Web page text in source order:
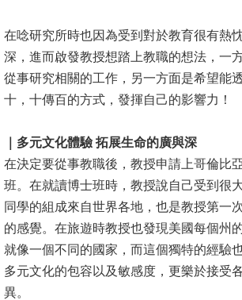
國
際
化
教
深
耕
辦
法
及
文
在唸研究所時也因為受到對於教育很有熱
深，進而啟發教授想踏上教職的想法，一
從事研究相關的工作，另一方面是希望能
十，十傳百的方式，發揮自己的影響力！
｜多元文化體驗 拓展生命的廣與深
在決定要從事教職後，教授申請上哥倫比
班。在就讀博士班時，教授說自己受到很
同學的組成來自世界各地，也是教授第一
的感覺。在旅遊時教授也發現美國每個州
就像一個不同的國家，而這個獨特的經驗
多元文化的包容以及敏感度，更樂於接受
異。